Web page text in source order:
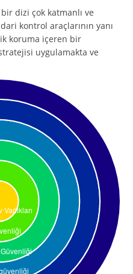
dizi çok katmanlı ve
kontrol araçlarının yanı
koruma içeren bir
uygulamakta ve